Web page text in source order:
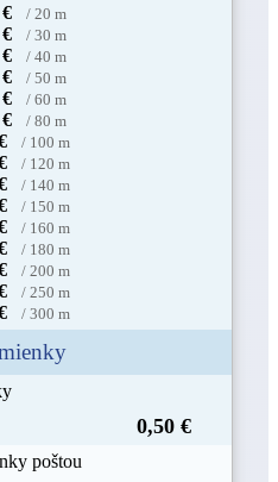
/ 20 m
/ 30 m
/ 40 m
/ 50 m
/ 60 m
/ 80 m
/ 100 m
/ 120 m
/ 140 m
/ 150 m
/ 160 m
/ 180 m
/ 200 m
/ 250 m
/ 300 m
0,50 €
poštou